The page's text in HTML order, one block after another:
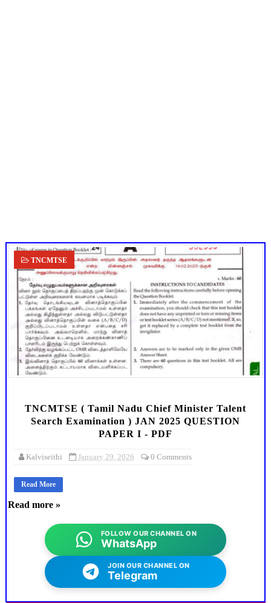
TNCMTSE
TNCMTSE ( Tamil Nadu Chief Minister Talent
Search Examination ) JAN 2025 QUESTION
PAPER I - PDF
Kalviseithi January 29, 2026 0 Comments
Read More
Read more »
FOLLOW OUR CHANNEL ON
WhatsApp
JOIN OUR CHANNEL ON
Telegram